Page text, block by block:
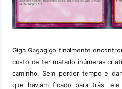
Giga Gagagigo finalmente
custo de ter matado inúmeras
caminho. Sem perder tempo e
que haviam ficado para trás,